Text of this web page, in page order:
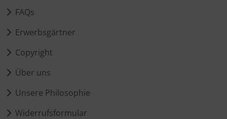
FAQs
Erwerbsgärtner
Copyright
Über uns
Unsere Philosophie
Widerrufsformular